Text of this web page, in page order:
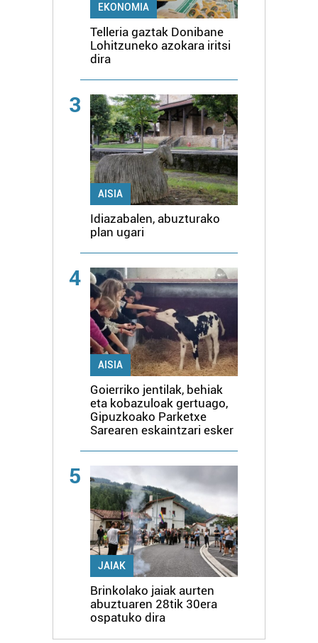
EKONOMIA
Telleria gaztak Donibane
Lohitzuneko azokara iritsi
dira
3
AISIA
Idiazabalen, abuzturako
plan ugari
4
AISIA
Goierriko jentilak, behiak
eta kobazuloak gertuago,
Gipuzkoako Parketxe
Sarearen eskaintzari esker
5
JAIAK
Brinkolako jaiak aurten
abuztuaren 28tik 30era
ospatuko dira